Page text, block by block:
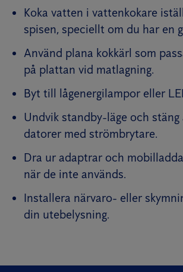
Koka vatten i vattenkokare
spisen, speciellt om du har en
Använd plana kokkärl som
på plattan vid matlagning.
Byt till lågenergilampor eller
Undvik standby-läge och stäng
datorer med strömbrytare.
Dra ur adaptrar och
när de inte används.
Installera närvaro- eller
din utebelysning.